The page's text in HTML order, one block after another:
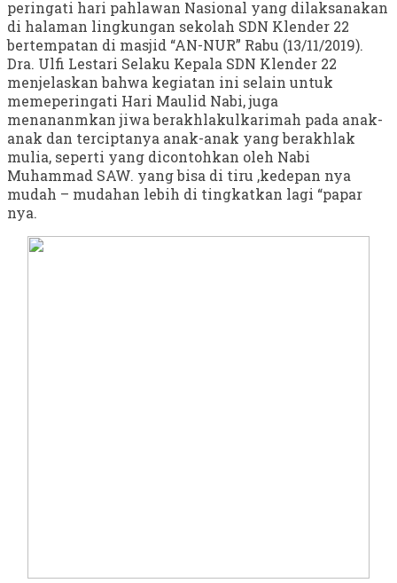
peringati hari pahlawan Nasional yang dilaksanakan
di halaman lingkungan sekolah SDN Klender 22
bertempatan di masjid “AN-NUR” Rabu (13/11/2019).
Dra. Ulfi Lestari Selaku Kepala SDN Klender 22
menjelaskan bahwa kegiatan ini selain untuk
memeperingati Hari Maulid Nabi, juga
menananmkan jiwa berakhlakulkarimah pada anak-
anak dan terciptanya anak-anak yang berakhlak
mulia, seperti yang dicontohkan oleh Nabi
Muhammad SAW. yang bisa di tiru ,kedepan nya
mudah – mudahan lebih di tingkatkan lagi “papar
nya.